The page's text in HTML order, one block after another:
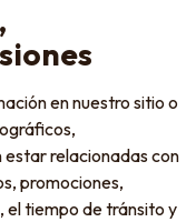
en nuestro sitio o
estar relacionadas con
promociones,
tiempo de tránsito y